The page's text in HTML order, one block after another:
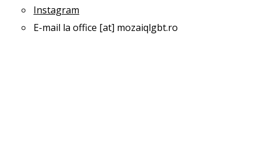
Instagram
E-mail la office [at] mozaiqlgbt.ro